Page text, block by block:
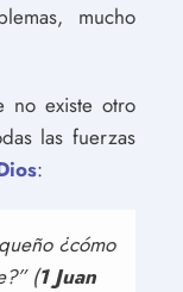
mucho
no existe otro
las fuerzas
:
¿cómo
(1 Juan